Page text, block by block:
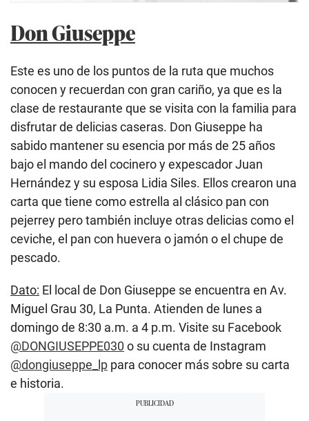
Don Giuseppe
Este es uno de los puntos de la ruta que muchos
conocen y recuerdan con gran cariño, ya que es la
clase de restaurante que se visita con la familia para
disfrutar de delicias caseras. Don Giuseppe ha
sabido mantener su esencia por más de 25 años
bajo el mando del cocinero y expescador Juan
Hernández y su esposa Lidia Siles. Ellos crearon una
carta que tiene como estrella al clásico pan con
pejerrey pero también incluye otras delicias como el
ceviche, el pan con huevera o jamón o el chupe de
pescado.
Dato: El local de Don Giuseppe se encuentra en Av.
Miguel Grau 30, La Punta. Atienden de lunes a
domingo de 8:30 a.m. a 4 p.m. Visite su Facebook
@DONGIUSEPPE030 o su cuenta de Instagram
@dongiuseppe_lp para conocer más sobre su carta
e historia.